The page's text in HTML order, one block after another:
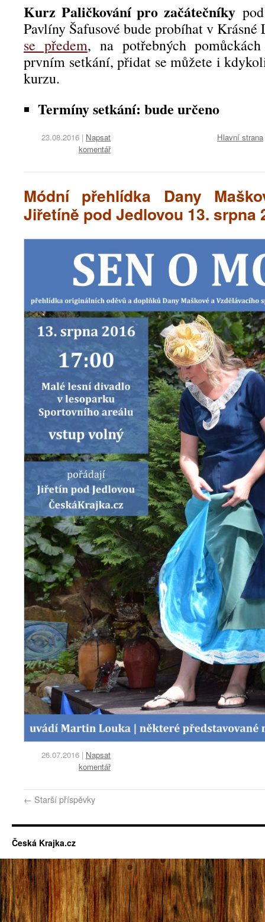
Kurz Paličkování pro začátečníky
Pavlíny Šafusové bude probíhat v
se předem, na potřebných
prvním setkání, přidat se můžete i
kurzu.
Termíny setkání: bude určeno
23.08.2016 | Napsat
komentář
Hlavní strana
Módní přehlídka Dany
Jiřetíně pod Jedlovou 13. srpna
26.07.2016 | Napsat
komentář
← Starší příspěvky
Česká Krajka.cz